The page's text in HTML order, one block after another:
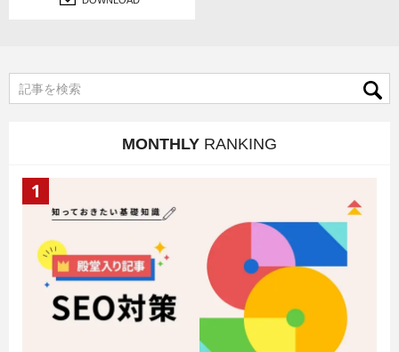
MONTHLY RANKING